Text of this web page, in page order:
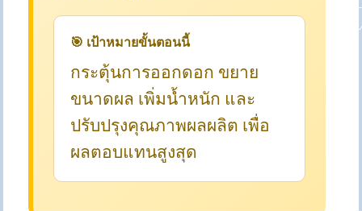
🎯 เป้าหมายขั้นตอนนี้
กระตุ้นการออกดอก ขยาย
ขนาดผล เพิ่มน้ำหนัก และ
ปรับปรุงคุณภาพผลผลิต เพื่อ
ผลตอบแทนสูงสุด